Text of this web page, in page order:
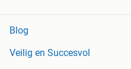
Blog
Veilig en Succesvol